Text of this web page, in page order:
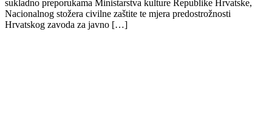
sukladno preporukama Ministarstva kulture Republike Hrvatske,
Nacionalnog stožera civilne zaštite te mjera predostrožnosti
Hrvatskog zavoda za javno […]